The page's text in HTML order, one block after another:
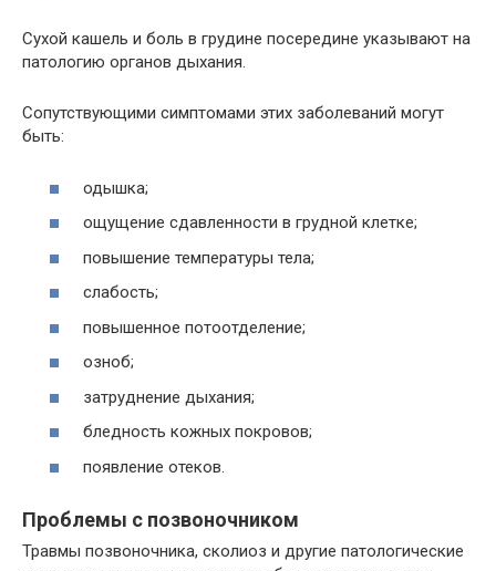
Сухой кашель и боль в грудине посередине указывают на
патологию органов дыхания.
Сопутствующими симптомами этих заболеваний могут
быть:
одышка;
ощущение сдавленности в грудной клетке;
повышение температуры тела;
слабость;
повышенное потоотделение;
озноб;
затруднение дыхания;
бледность кожных покровов;
появление отеков.
Проблемы с позвоночником
Травмы позвоночника, сколиоз и другие патологические